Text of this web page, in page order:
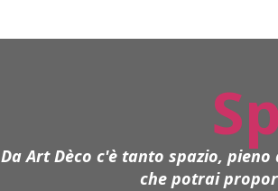
Da Art Dèco c'è tanto spazio,
che potrai